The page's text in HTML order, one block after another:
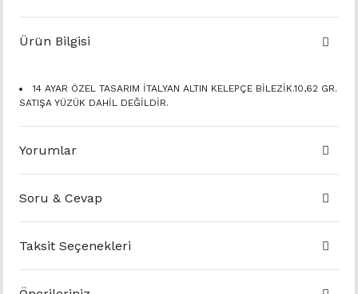
Ürün Bilgisi
14 AYAR ÖZEL TASARIM İTALYAN ALTIN KELEPÇE BİLEZİK.10,62 GR.
SATIŞA YÜZÜK DAHİL DEĞİLDİR.
Yorumlar
Soru & Cevap
Taksit Seçenekleri